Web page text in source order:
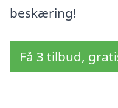
beskæring!
Få 3 tilbud,